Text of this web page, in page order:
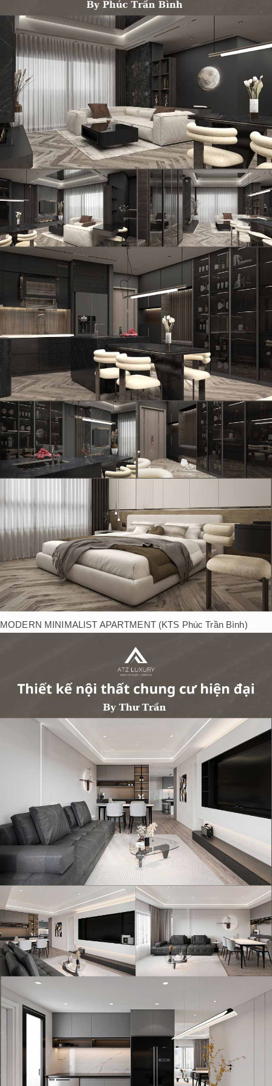
MODERN MINIMALIST APARTMENT (KTS Phúc Trần Bình)